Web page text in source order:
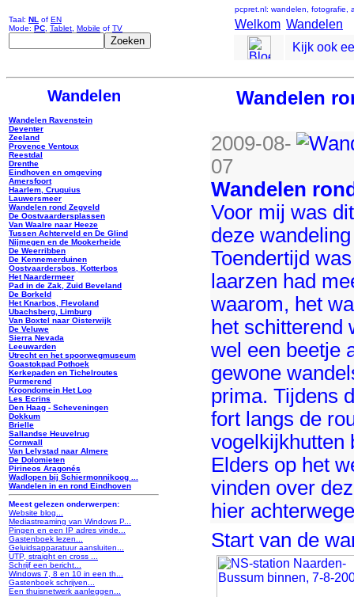
Taal: NL of EN
Mode: PC Tablet Mobile of TV
pcpret.nl: wandelen, fotografie,
Welkom Wandelen
Kijk ook
Wandelen
Wandelen Ravenstein
Deventer
Zeeland
Provence Ventoux
Reestdal
Drenthe
Eindhoven en omgeving
Amersfoort
Haarlem, Cruquius
Lauwersmeer
Wandelen rond Zegveld
De Oostvaardersplassen
Van Waalre naar Heeze
Tussen Achterveld en De Glind
Nijmegen en de Mookerheide
De Weerribben
De Kennemerduinen
Oostvaardersbos, Kotterbos
Het Naardermeer
Pad in de Zak, Zuid Beveland
De Borkeld
Het Knarbos, Flevoland
Ubachsberg, Limburg
Van Boxtel naar Oisterwijk
De Veluwe
Sierra Nevada
Leeuwarden
Utrecht en het spoorwegmuseum
Goastokpad Pothoek
Kerkepaden en Tichelroutes
Purmerend
Kroondomein Het Loo
Les Ecrins
Den Haag - Scheveningen
Dokkum
Brielle
Sallandse Heuvelrug
Cornwall
Van Lelystad naar Almere
De Dolomieten
Pirineos Aragonés
Wadlopen bij Schiermonnikoog ...
Wandelen in en rond Eindhoven
Meest gelezen onderwerpen:
Website blog...
Mediastreaming van Windows P...
Pingen en een IP adres vinde...
Gastenboek lezen...
Geluidsapparatuur aansluiten...
UTP, straight en cross ...
Schrijf een bericht...
Windows 7, 8 en 10 in een th...
Gastenboek schrijven...
Een thuisnetwerk aanleggen...
Wandelen
2009-08-
07
Wandelen
Voor mij was
deze
Toendertijd
laarzen had
waarom, het
het schitterend
wel een beetje
gewone
prima. Tijdens
fort langs de
vogelkijkhutten
Elders op het
vinden over
hier
Start van de